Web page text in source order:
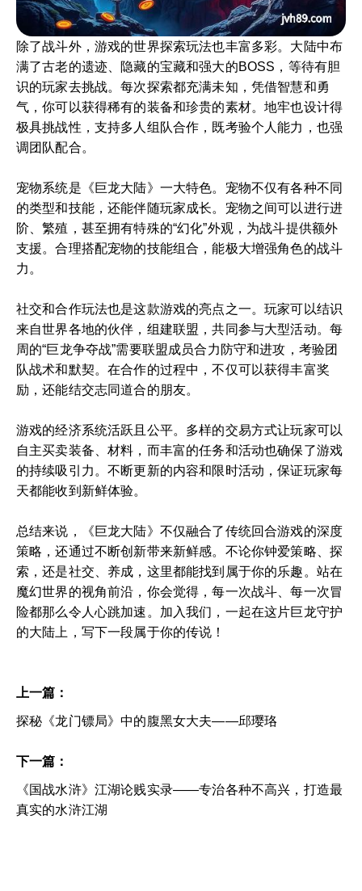
除了战斗外，游戏的世界探索玩法也丰富多彩。大陆中布
满了古老的遗迹、隐藏的宝藏和强大的BOSS，等待有胆
识的玩家去挑战。每次探索都充满未知，凭借智慧和勇
气，你可以获得稀有的装备和珍贵的素材。地牢也设计得
极具挑战性，支持多人组队合作，既考验个人能力，也强
调团队配合。
宠物系统是《巨龙大陆》一大特色。宠物不仅有各种不同
的类型和技能，还能伴随玩家成长。宠物之间可以进行进
阶、繁殖，甚至拥有特殊的“幻化”外观，为战斗提供额外
支援。合理搭配宠物的技能组合，能极大增强角色的战斗
力。
社交和合作玩法也是这款游戏的亮点之一。玩家可以结识
来自世界各地的伙伴，组建联盟，共同参与大型活动。每
周的“巨龙争夺战”需要联盟成员合力防守和进攻，考验团
队战术和默契。在合作的过程中，不仅可以获得丰富奖
励，还能结交志同道合的朋友。
游戏的经济系统活跃且公平。多样的交易方式让玩家可以
自主买卖装备、材料，而丰富的任务和活动也确保了游戏
的持续吸引力。不断更新的内容和限时活动，保证玩家每
天都能收到新鲜体验。
总结来说，《巨龙大陆》不仅融合了传统回合游戏的深度
策略，还通过不断创新带来新鲜感。不论你钟爱策略、探
索，还是社交、养成，这里都能找到属于你的乐趣。站在
魔幻世界的视角前沿，你会觉得，每一次战斗、每一次冒
险都那么令人心跳加速。加入我们，一起在这片巨龙守护
的大陆上，写下一段属于你的传说！
上一篇：
探秘《龙门镖局》中的腹黑女大夫——邱璎珞
下一篇：
《国战水浒》江湖论贱实录——专治各种不高兴，打造最
真实的水浒江湖